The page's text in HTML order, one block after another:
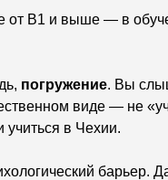
от В1 и выше — в
погружение. Вы
виде — не
в Чехии.
барьер.